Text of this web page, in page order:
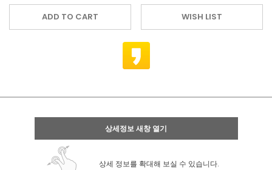
ADD TO CART WISH LIST
상세정보 새창 열기
상세 정보를 확대해 보실 수 있습니다.